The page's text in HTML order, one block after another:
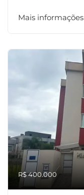
Mais informações
R$ 400.000